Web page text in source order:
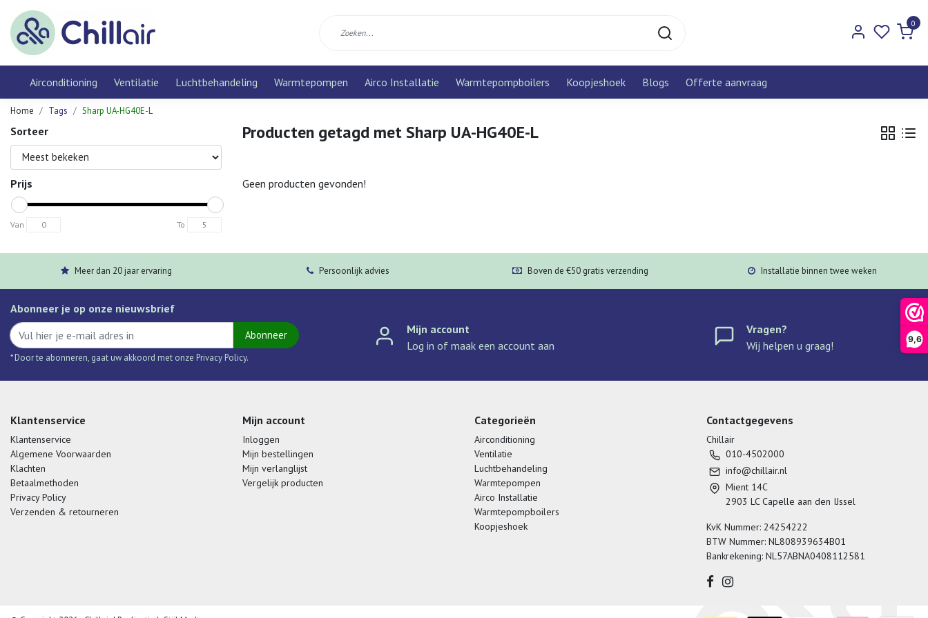
9,6
0
Airconditioning Ventilatie Luchtbehandeling Warmtepompen Airco Installatie Warmtepompboilers Koopjeshoek Blogs Offerte aanvraag
Home Tags Sharp UA-HG40E-L
Sorteer
Prijs
Van To
Producten getagd met Sharp UA-HG40E-L
Geen producten gevonden!
Meer dan 20 jaar ervaring Persoonlijk advies Boven de €50 gratis verzending Installatie binnen twee weken
Abonneer je op onze nieuwsbrief
Abonneer
* Door te abonneren, gaat uw akkoord met onze Privacy Policy.
Mijn account
Log in of maak een account aan
Vragen?
Wij helpen u graag!
Klantenservice
Klantenservice
Algemene Voorwaarden
Klachten
Betaalmethoden
Privacy Policy
Verzenden & retourneren
Mijn account
Inloggen
Mijn bestellingen
Mijn verlanglijst
Vergelijk producten
Categorieën
Airconditioning
Ventilatie
Luchtbehandeling
Warmtepompen
Airco Installatie
Warmtepompboilers
Koopjeshoek
Contactgegevens
Chillair
010-4502000
info@chillair.nl
Mient 14C
2903 LC Capelle aan den IJssel
KvK Nummer: 24254222
BTW Nummer: NL808939634B01
Bankrekening: NL57ABNA0408112581